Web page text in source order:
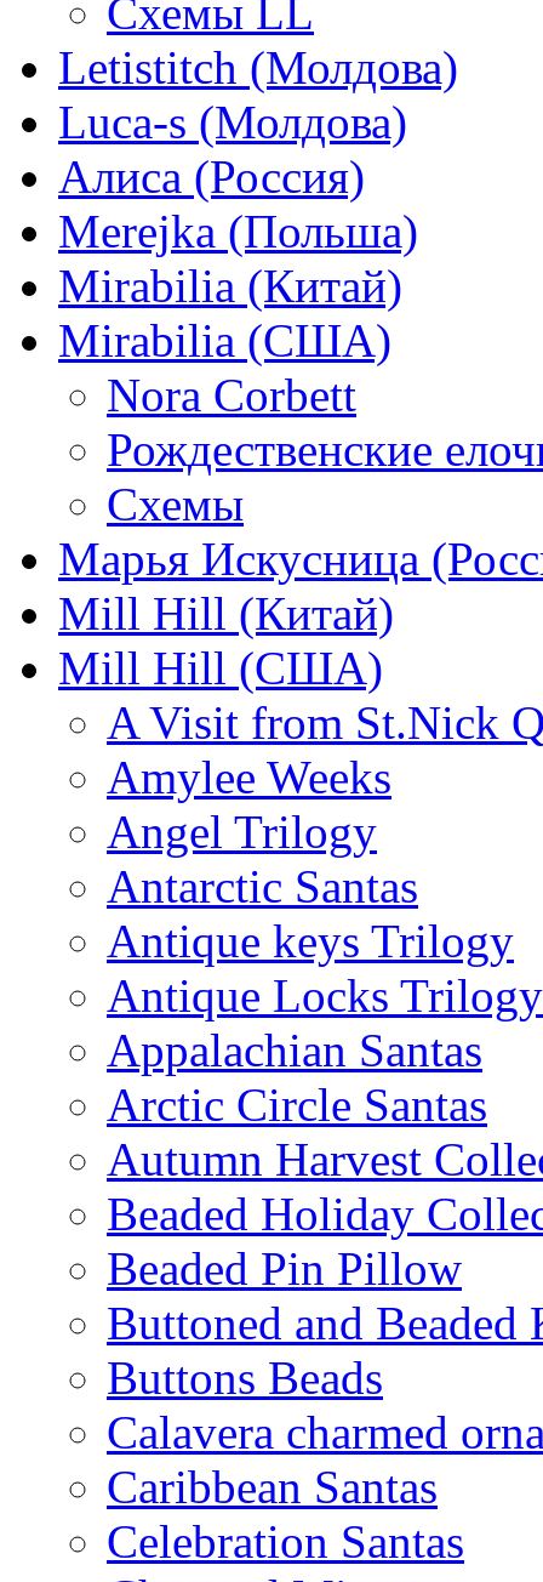
Схемы LL
Letistitch (Молдова)
Luca-s (Молдова)
Алиса (Россия)
Merejka (Польша)
Mirabilia (Китай)
Mirabilia (США)
Nora Corbett
Рождественские
Схемы
Марья Искусница
Mill Hill (Китай)
Mill Hill (США)
A Visit from St.Nick
Amylee Weeks
Angel Trilogy
Antarctic Santas
Antique keys Trilogy
Antique Locks Trilogy
Appalachian Santas
Arctic Circle Santas
Autumn Harvest
Beaded Holiday
Beaded Pin Pillow
Buttoned and Beaded
Buttons Beads
Calavera charmed
Caribbean Santas
Celebration Santas